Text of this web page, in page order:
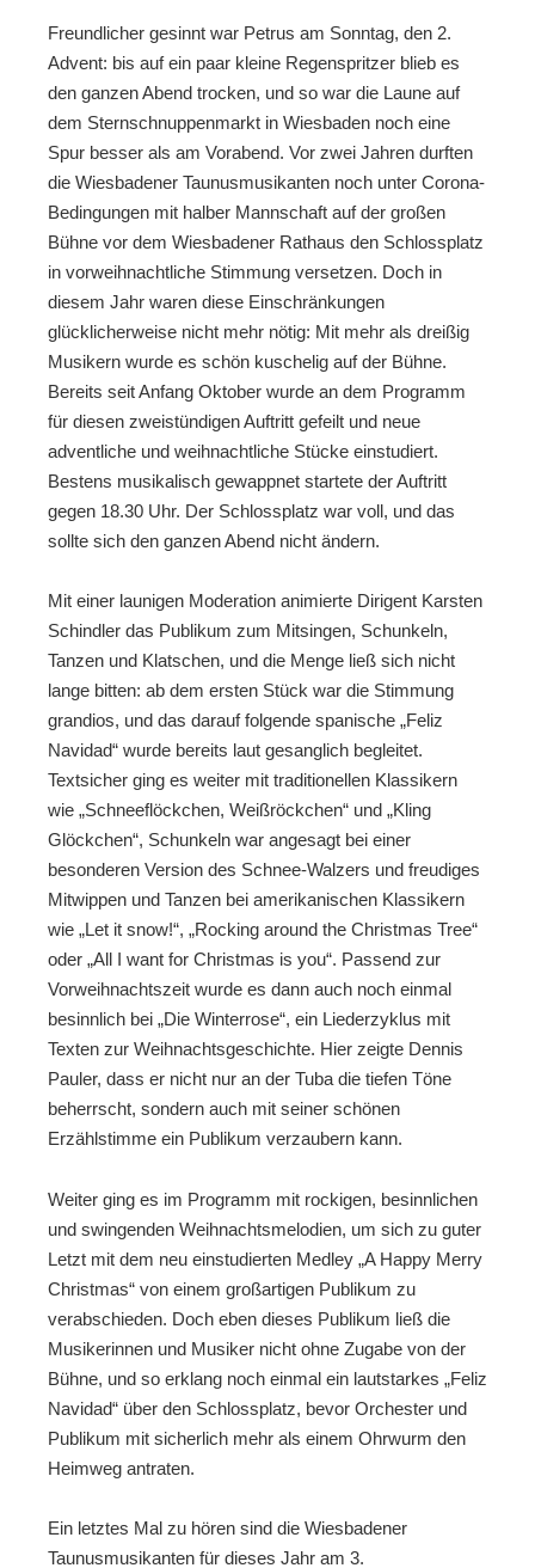
Freundlicher gesinnt war Petrus am Sonntag, den 2.
Advent: bis auf ein paar kleine Regenspritzer blieb es
den ganzen Abend trocken, und so war die Laune auf
dem Sternschnuppenmarkt in Wiesbaden noch eine
Spur besser als am Vorabend. Vor zwei Jahren durften
die Wiesbadener Taunusmusikanten noch unter Corona-
Bedingungen mit halber Mannschaft auf der großen
Bühne vor dem Wiesbadener Rathaus den Schlossplatz
in vorweihnachtliche Stimmung versetzen. Doch in
diesem Jahr waren diese Einschränkungen
glücklicherweise nicht mehr nötig: Mit mehr als dreißig
Musikern wurde es schön kuschelig auf der Bühne.
Bereits seit Anfang Oktober wurde an dem Programm
für diesen zweistündigen Auftritt gefeilt und neue
adventliche und weihnachtliche Stücke einstudiert.
Bestens musikalisch gewappnet startete der Auftritt
gegen 18.30 Uhr. Der Schlossplatz war voll, und das
sollte sich den ganzen Abend nicht ändern.
Mit einer launigen Moderation animierte Dirigent Karsten
Schindler das Publikum zum Mitsingen, Schunkeln,
Tanzen und Klatschen, und die Menge ließ sich nicht
lange bitten: ab dem ersten Stück war die Stimmung
grandios, und das darauf folgende spanische „Feliz
Navidad“ wurde bereits laut gesanglich begleitet.
Textsicher ging es weiter mit traditionellen Klassikern
wie „Schneeflöckchen, Weißröckchen“ und „Kling
Glöckchen“, Schunkeln war angesagt bei einer
besonderen Version des Schnee-Walzers und freudiges
Mitwippen und Tanzen bei amerikanischen Klassikern
wie „Let it snow!“, „Rocking around the Christmas Tree“
oder „All I want for Christmas is you“. Passend zur
Vorweihnachtszeit wurde es dann auch noch einmal
besinnlich bei „Die Winterrose“, ein Liederzyklus mit
Texten zur Weihnachtsgeschichte. Hier zeigte Dennis
Pauler, dass er nicht nur an der Tuba die tiefen Töne
beherrscht, sondern auch mit seiner schönen
Erzählstimme ein Publikum verzaubern kann.
Weiter ging es im Programm mit rockigen, besinnlichen
und swingenden Weihnachtsmelodien, um sich zu guter
Letzt mit dem neu einstudierten Medley „A Happy Merry
Christmas“ von einem großartigen Publikum zu
verabschieden. Doch eben dieses Publikum ließ die
Musikerinnen und Musiker nicht ohne Zugabe von der
Bühne, und so erklang noch einmal ein lautstarkes „Feliz
Navidad“ über den Schlossplatz, bevor Orchester und
Publikum mit sicherlich mehr als einem Ohrwurm den
Heimweg antraten.
Ein letztes Mal zu hören sind die Wiesbadener
Taunusmusikanten für dieses Jahr am 3.